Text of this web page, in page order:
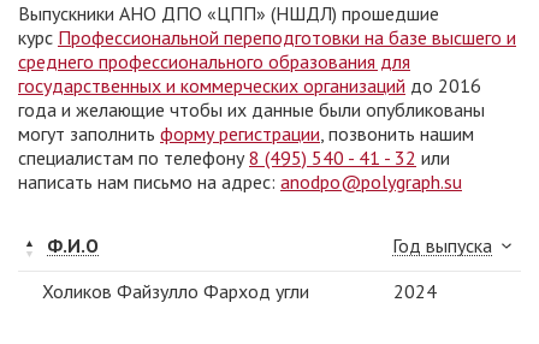
Выпускники АНО ДПО «ЦПП» (НШДЛ) прошедшие
курс Профессиональной переподготовки на базе высшего и
среднего профессионального образования для
государственных и коммерческих организаций до 2016
года и желающие чтобы их данные были опубликованы
могут заполнить форму регистрации, позвонить нашим
специалистам по телефону8 (495) 540 - 41 - 32 или
написать нам письмо на адрес: anodpo@polygraph.su
Ф.И.О
Год выпуска
Холиков Файзулло Фарход угли
2024